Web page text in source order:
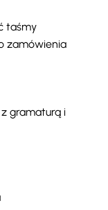
taśmy
zamówienia
gramaturą i